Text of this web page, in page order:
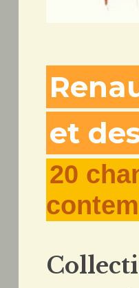
et
20